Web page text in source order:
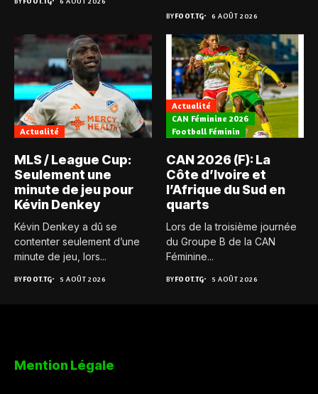
BYFOOT.TG 6 AOÛT 2026
Actualité
MLS / League Cup:
Seulement une
minute de jeu pour
Kévin Denkey
Kévin Denkey a dû se
contenter seulement d’une
minute de jeu, lors...
BYFOOT.TG 5 AOÛT 2026
Actualité
CAN Féminine 2026
Football Féminin
CAN 2026 (F): La
Côte d’Ivoire et
l’Afrique du Sud en
quarts
Lors de la troisième journée
du Groupe B de la CAN
Féminine...
BYFOOT.TG 5 AOÛT 2026
Mention Légale